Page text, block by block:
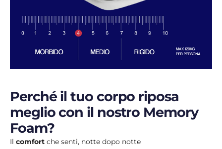
Perché il tuo corpo riposa
meglio con il nostro Memory
Foam?
Il comfort che senti, notte dopo notte